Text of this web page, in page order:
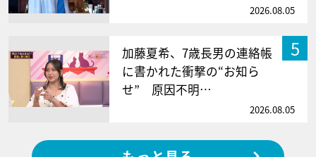
2026.08.05
5
加藤夏希、7歳長男の連絡帳
に書かれた衝撃の“お知ら
せ” 原因不明…
2026.08.05